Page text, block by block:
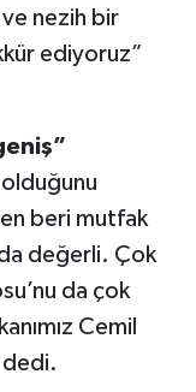
nezih bir
ediyoruz”
beri mutfak
da değerli. Çok
da çok
Cemil
dedi.